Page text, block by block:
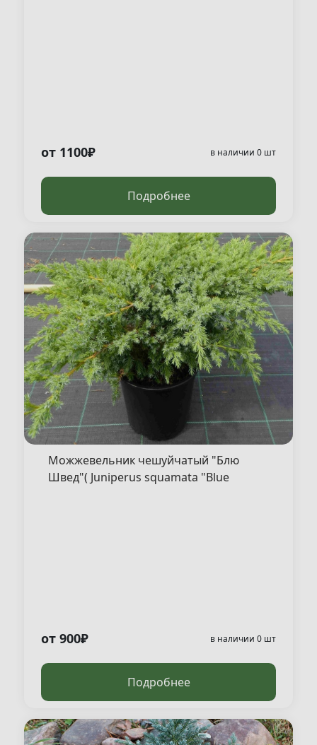
от 1100₽ в наличии 0 шт
Подробнее
Можжевельник чешуйчатый "Блю
Швед"( Juniperus squamata "Blue
от 900₽ в наличии 0 шт
Подробнее